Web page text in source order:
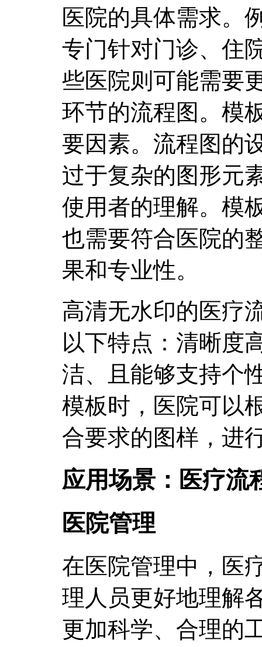
医院的具体需求。
专门针对门诊、住
些医院则可能需要
环节的流程图。模
要因素。流程图的
过于复杂的图形元
使用者的理解。模
也需要符合医院的
果和专业性。
高清无水印的医疗
以下特点：清晰度
洁、且能够支持个
模板时，医院可以
合要求的图样，进
应用场景：医疗流
医院管理
在医院管理中，医
理人员更好地理解
更加科学、合理的